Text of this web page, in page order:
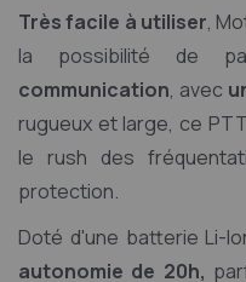
Très facile à utiliser,
la possibilité de
communication, avec
rugueux et large, ce
le rush des
protection.
Doté d'une batterie Li-
autonomie de 20h,